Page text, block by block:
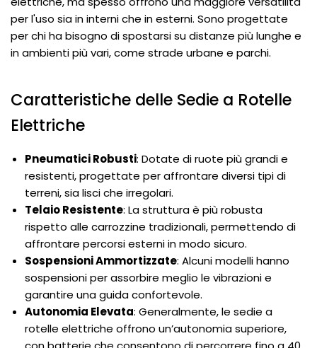
per l'uso sia in interni che in esterni. Sono progettate
per chi ha bisogno di spostarsi su distanze più lunghe e
in ambienti più vari, come strade urbane e parchi.
Caratteristiche delle Sedie a Rotelle
Elettriche
Pneumatici Robusti: Dotate di ruote più grandi e
resistenti, progettate per affrontare diversi tipi di
terreni, sia lisci che irregolari.
Telaio Resistente: La struttura è più robusta
rispetto alle carrozzine tradizionali, permettendo di
affrontare percorsi esterni in modo sicuro.
Sospensioni Ammortizzate: Alcuni modelli hanno
sospensioni per assorbire meglio le vibrazioni e
garantire una guida confortevole.
Autonomia Elevata: Generalmente, le sedie a
rotelle elettriche offrono un’autonomia superiore,